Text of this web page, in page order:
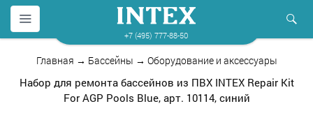
+7 (495) 777-88-50
Главная → Бассейны → Оборудование и аксессуары
Набор для ремонта бассейнов из ПВХ INTEX Repair Kit
For AGP Pools Blue, арт. 10114, синий